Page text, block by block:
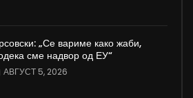
„Се вариме како жаби,
сме надвор од ЕУ“
АВГУСТ 5, 2026